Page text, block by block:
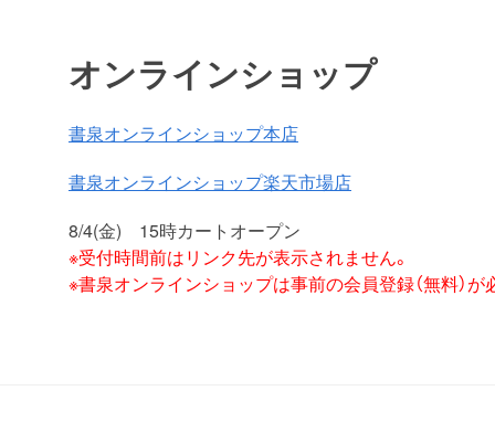
オンラインショップ
書泉オンラインショップ本店
書泉オンラインショップ楽天市場店
8/4(金) 15時カートオープン
※受付時間前はリンク先が表示されません。
※書泉オンラインショップは事前の会員登録（無料）が